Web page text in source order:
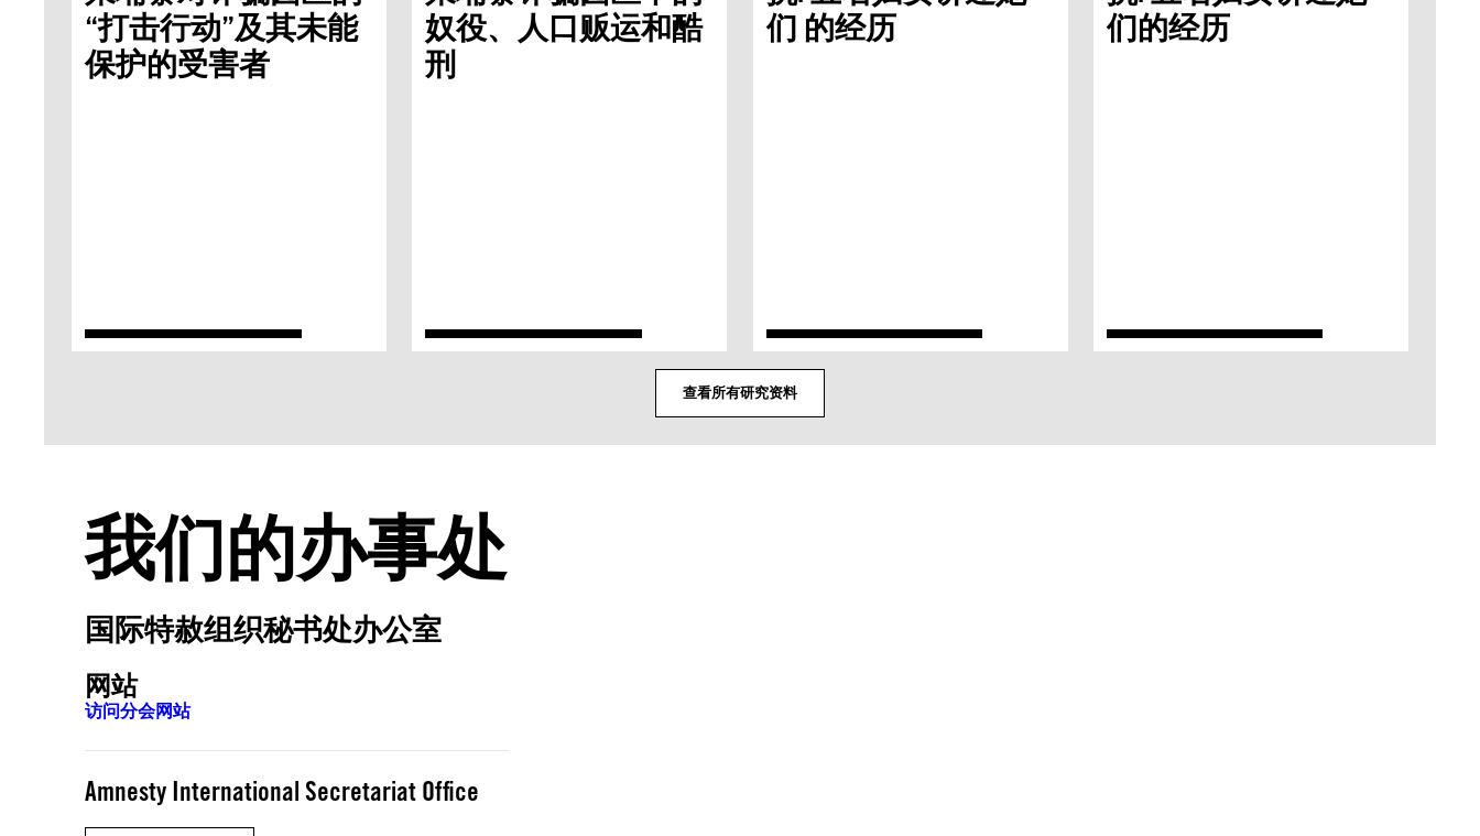
“打击行动”及其未能
保护的受害者
奴役、人口贩运和酷
刑
们 的经历
们的经历
查看所有研究资料
我们的办事处
国际特赦组织秘书处办公室
网站
访问分会网站
Amnesty International Secretariat Office